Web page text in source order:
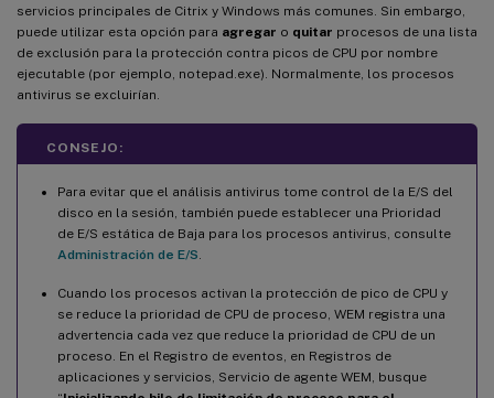
servicios principales de Citrix y Windows más comunes. Sin embargo,
puede utilizar esta opción para agregar o quitar procesos de una lista
de exclusión para la protección contra picos de CPU por nombre
ejecutable (por ejemplo, notepad.exe). Normalmente, los procesos
antivirus se excluirían.
CONSEJO:
Para evitar que el análisis antivirus tome control de la E/S del
disco en la sesión, también puede establecer una Prioridad
de E/S estática de Baja para los procesos antivirus, consulte
Administración de E/S
Cuando los procesos activan la protección de pico de CPU y
se reduce la prioridad de CPU de proceso, WEM registra una
advertencia cada vez que reduce la prioridad de CPU de un
proceso. En el Registro de eventos, en Registros de
aplicaciones y servicios, Servicio de agente WEM, busque